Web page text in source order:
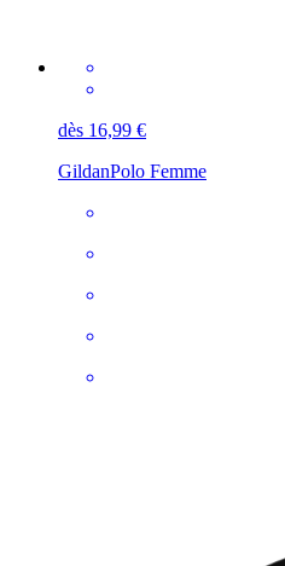
dès 16,99 €
GildanPolo Femme